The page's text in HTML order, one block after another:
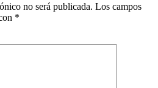
no será publicada. Los campos
*